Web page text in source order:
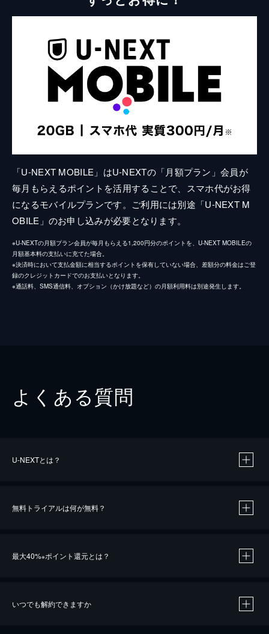
「U-NEXT MOBILE」はU-NEXTの「月額プラン」会員が
毎月もらえるポイントを活用することで、スマホ代がお得
になるモバイルプランです。ご利用には別途「U-NEXT M
OBILE」のお申し込みが必要となります。
※U-NEXTの月額プラン会員が毎月もらえる1,200円分のポイントを、U-NEXT MOBILEの
月額基本料の支払いに充てた場合。
※決済時において支払金額に相当するポイントを保有していない場合、差額分の料金はご登
録のクレジットカードでのお支払いとなります。
※通話料、SMS通信料、オプション（かけ放題など）の月額利用料は別途発生します。
よくある質問
U-NEXTとは？
無料トライアルは何が無料？
最大40%※ポイント還元とは？
いつでも解約できますか